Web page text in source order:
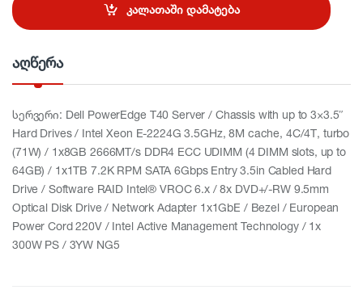
t
i
კალათაში დამატება
აღწერა
სერვერი: Dell PowerEdge T40 Server / Chassis with up to 3×3.5″
Hard Drives / Intel Xeon E-2224G 3.5GHz, 8M cache, 4C/4T, turbo
(71W) / 1x8GB 2666MT/s DDR4 ECC UDIMM (4 DIMM slots, up to
64GB) / 1x1TB 7.2K RPM SATA 6Gbps Entry 3.5in Cabled Hard
Drive / Software RAID Intel® VROC 6.x / 8x DVD+/-RW 9.5mm
Optical Disk Drive / Network Adapter 1x1GbE / Bezel / European
Power Cord 220V / Intel Active Management Technology / 1x
300W PS / 3YW NG5